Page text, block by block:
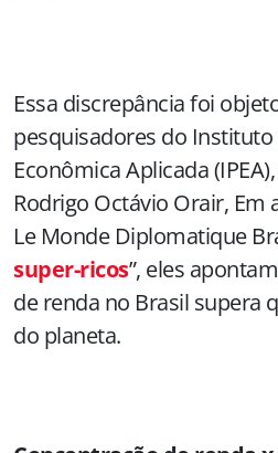
Essa discrepância foi
pesquisadores do Instituto
Econômica Aplicada
Rodrigo Octávio Orair, Em
Le Monde Diplomatique
super-ricos”, eles
de renda no Brasil supera
do planeta.